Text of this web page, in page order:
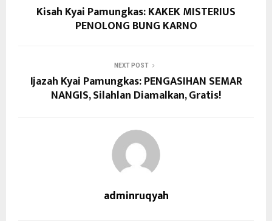
Kisah Kyai Pamungkas: KAKEK MISTERIUS
PENOLONG BUNG KARNO
NEXT POST
Ijazah Kyai Pamungkas: PENGASIHAN SEMAR
NANGIS, Silahlan Diamalkan, Gratis!
adminruqyah